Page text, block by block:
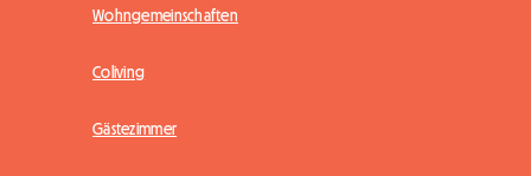
Wohngemeinschaften
Coliving
Gästezimmer